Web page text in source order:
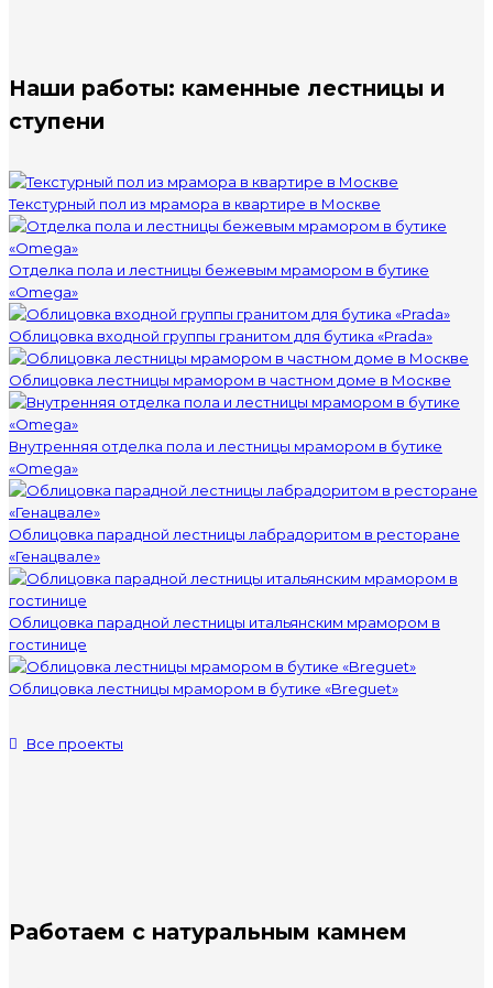
Наши работы: каменные лестницы и
ступени
Текстурный пол из мрамора в квартире в Москве
Отделка пола и лестницы бежевым мрамором в бутике
«Omega»
Облицовка входной группы гранитом для бутика «Prada»
Облицовка лестницы мрамором в частном доме в Москве
Внутренняя отделка пола и лестницы мрамором в бутике
«Omega»
Облицовка парадной лестницы лабрадоритом в ресторане
«Генацвале»
Облицовка парадной лестницы итальянским мрамором в
гостинице
Облицовка лестницы мрамором в бутике «Breguet»
Все проекты
Работаем с натуральным камнем